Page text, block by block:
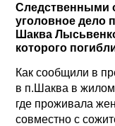
Следственными
уголовное дело
Шаква
которого
Как сообщили в
в п.Шаква в
где проживала
совместно с